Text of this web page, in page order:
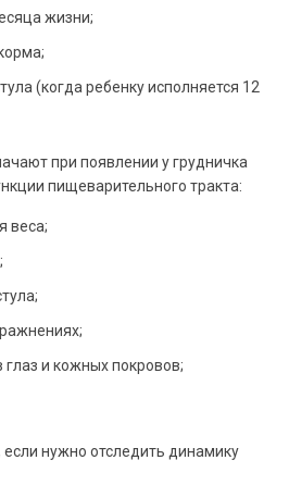
жизни;
(когда ребенку исполняется 12
при появлении у грудничка
пищеварительного тракта:
веса;
и кожных покровов;
нужно отследить динамику